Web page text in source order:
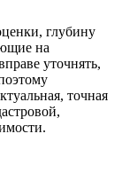
глубину
на
уточнять,
точная